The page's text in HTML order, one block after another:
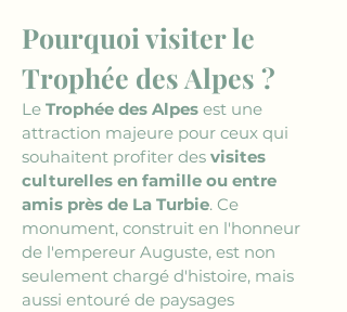
Pourquoi visiter le
Trophée des Alpes ?
Le Trophée des Alpes est une
attraction majeure pour ceux qui
souhaitent profiter des visites
culturelles en famille ou entre
amis près de La Turbie. Ce
monument, construit en l'honneur
de l'empereur Auguste, est non
seulement chargé d'histoire, mais
aussi entouré de paysages